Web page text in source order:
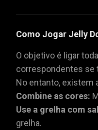
Como Jogar Jelly
O objetivo é ligar
correspondentes se
No entanto, existem
Combine as cores:
Use a grelha com
grelha.